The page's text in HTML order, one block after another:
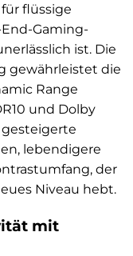
flüssige
Gaming-
ist. Die
gewährleistet die
Range
und Dolby
gesteigerte
lebendigere
der
Niveau hebt.
mit